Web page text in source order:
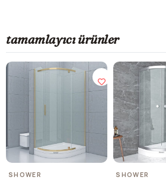
tamamlayıcı ürünler
SHOWER SHOWER